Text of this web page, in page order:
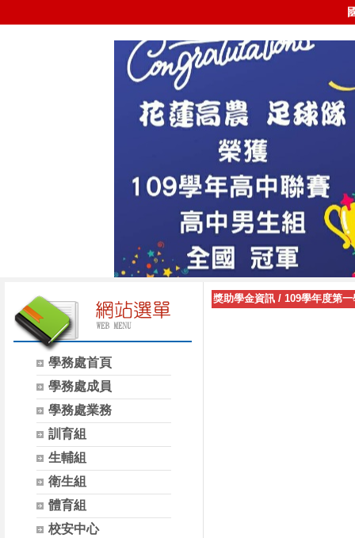
學務處首頁
學務處成員
學務處業務
訓育組
生輔組
衛生組
體育組
校安中心
獎助學金資訊 / 109學年度第一